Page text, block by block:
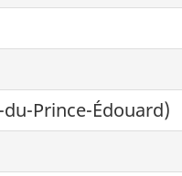
Prince-Édouard)